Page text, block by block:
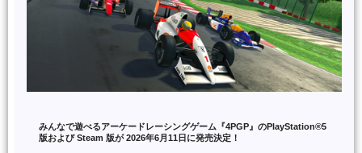
みんなで遊べるアーケードレーシングゲーム『4PGP』のPlayStation®5
版および Steam 版が 2026年6月11日に発売決定！